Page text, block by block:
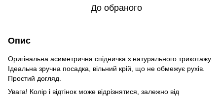
До обраного
Опис
Оригінальна асиметрична спідничка з натурального трикотажу.
Ідеальна зручна посадка, вільний крій, що не обмежує рухів.
Простий догляд.
Увага! Колір і відтінок може відрізнятися, залежно від